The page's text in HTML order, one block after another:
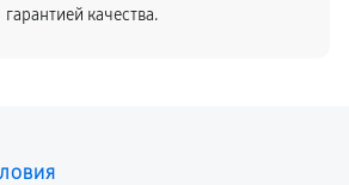
гарантией качества.